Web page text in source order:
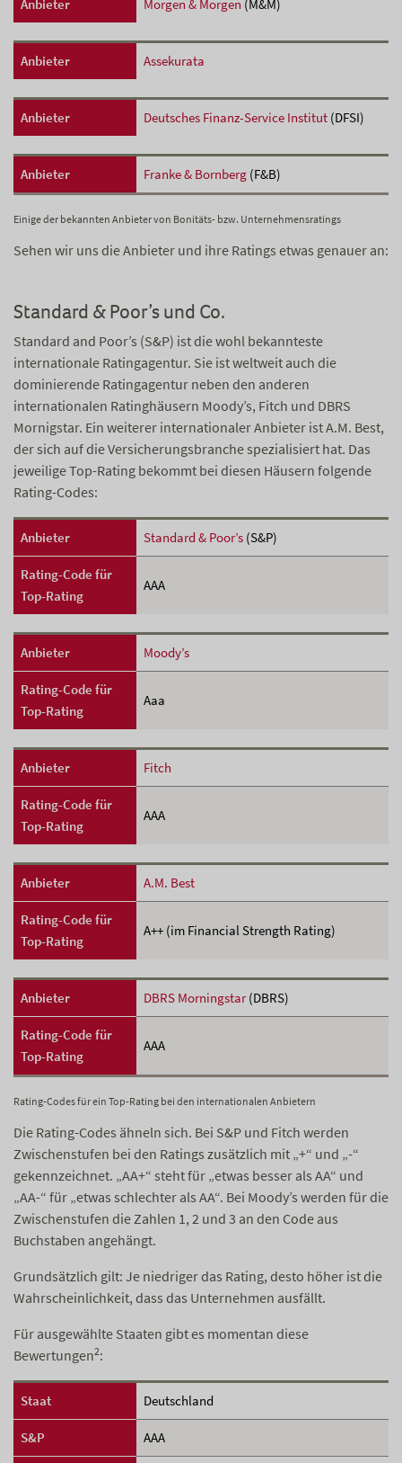
Anbieter Morgen & Morgen (M&M)
Anbieter Assekurata
Anbieter Deutsches Finanz-Service Institut (DFSI)
Anbieter Franke & Bornberg (F&B)
Einige der bekannten Anbieter von Bonitäts- bzw. Unternehmensratings
Sehen wir uns die Anbieter und ihre Ratings etwas genauer an:
Standard & Poor’s und Co.
Standard and Poor’s (S&P) ist die wohl bekannteste
internationale Ratingagentur. Sie ist weltweit auch die
dominierende Ratingagentur neben den anderen
internationalen Ratinghäusern Moody’s, Fitch und DBRS
Mornigstar. Ein weiterer internationaler Anbieter ist A.M. Best,
der sich auf die Versicherungsbranche spezialisiert hat. Das
jeweilige Top-Rating bekommt bei diesen Häusern folgende
Rating-Codes:
Anbieter Standard & Poor’s (S&P)
Rating-Code für
Top-Rating
AAA
Anbieter Moody’s
Rating-Code für
Top-Rating
Aaa
Anbieter Fitch
Rating-Code für
Top-Rating
AAA
Anbieter A.M. Best
Rating-Code für
Top-Rating
A++ (im Financial Strength Rating)
Anbieter DBRS Morningstar(DBRS)
Rating-Code für
Top-Rating
AAA
Rating-Codes für ein Top-Rating bei den internationalen Anbietern
Die Rating-Codes ähneln sich. Bei S&P und Fitch werden
Zwischenstufen bei den Ratings zusätzlich mit „+“ und „-“
gekennzeichnet. „AA+“ steht für „etwas besser als AA“ und
„AA-“ für „etwas schlechter als AA“. Bei Moody’s werden für die
Zwischenstufen die Zahlen 1, 2 und 3 an den Code aus
Buchstaben angehängt.
Grundsätzlich gilt: Je niedriger das Rating, desto höher ist die
Wahrscheinlichkeit, dass das Unternehmen ausfällt.
Für ausgewählte Staaten gibt es momentan diese
Bewertungen2:
Staat Deutschland
S&P AAA